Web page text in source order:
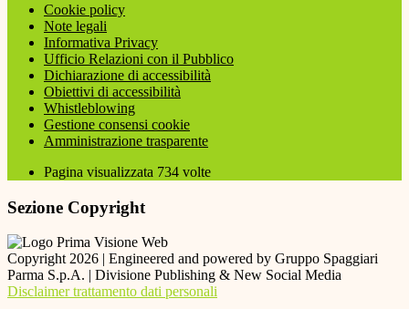
Cookie policy
Note legali
Informativa Privacy
Ufficio Relazioni con il Pubblico
Dichiarazione di accessibilità
Obiettivi di accessibilità
Whistleblowing
Gestione consensi cookie
Amministrazione trasparente
Pagina visualizzata 734 volte
Sezione Copyright
Copyright 2026 | Engineered and powered by Gruppo Spaggiari
Parma S.p.A. | Divisione Publishing & New Social Media
Disclaimer trattamento dati personali